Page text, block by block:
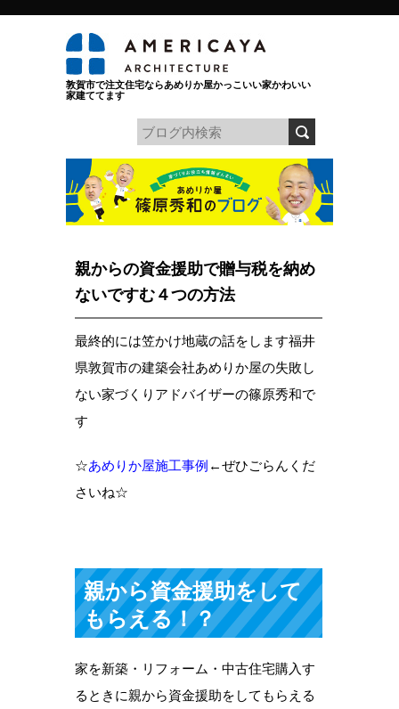
敦賀市で注文住宅ならあめりか屋かっこいい家かわいい
家建ててます
親からの資金援助で贈与税を納め
ないですむ４つの方法
最終的には笠かけ地蔵の話をします福井
県敦賀市の建築会社あめりか屋の失敗し
ない家づくりアドバイザーの篠原秀和で
す
☆あめりか屋施工事例 ←ぜひごらんくだ
さいね☆
親から資金援助をして
もらえる！？
家を新築・リフォーム・中古住宅購入す
るときに親から資金援助をしてもらえる